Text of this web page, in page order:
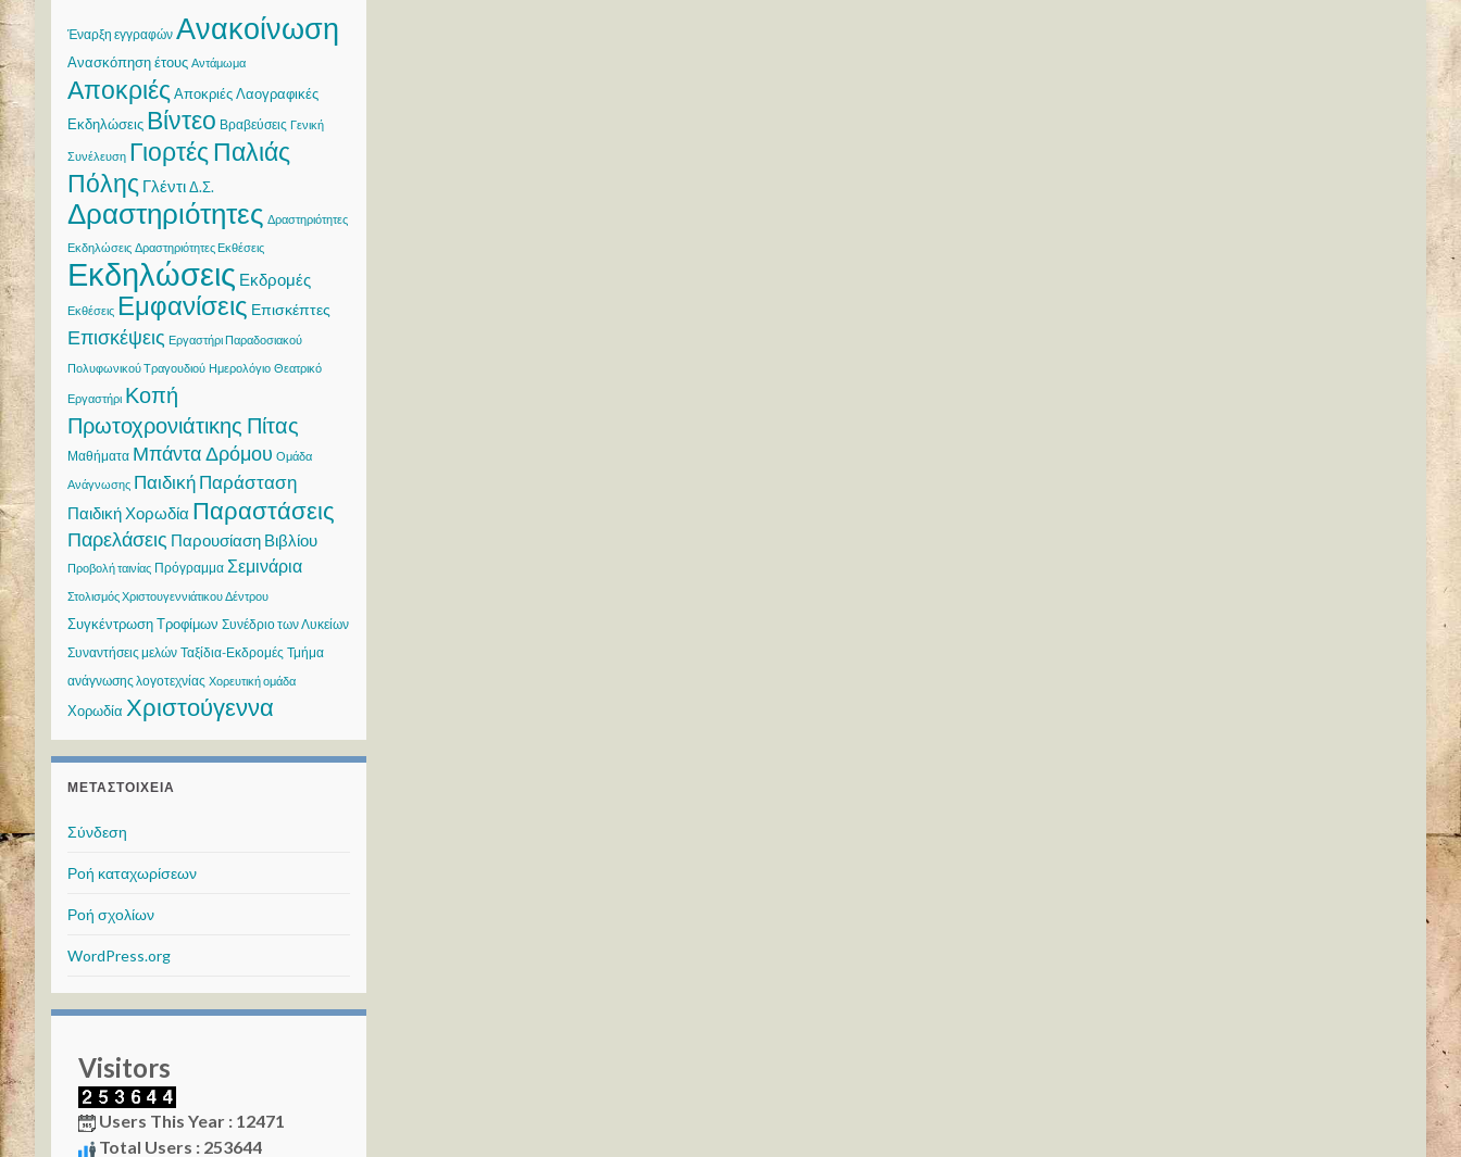
Έναρξη εγγραφών Ανακοίνωση
Ανασκόπηση έτους Αντάμωμα
Αποκριές Αποκριές Λαογραφικές
Εκδηλώσεις Βίντεο Βραβεύσεις Γενική
Συνέλευση Γιορτές Παλιάς
Πόλης ΓλέντιΔ.Σ.
Δραστηριότητες Δραστηριότητες
Εκδηλώσεις Δραστηριότητες Εκθέσεις
Εκδηλώσεις Εκδρομές
Εκθέσεις Εμφανίσεις Επισκέπτες
Επισκέψεις Εργαστήρι Παραδοσιακού
Πολυφωνικού Τραγουδιού Ημερολόγιο Θεατρικό
Εργαστήρι Κοπή
Πρωτοχρονιάτικης Πίτας
Μαθήματα Μπάντα Δρόμου Ομάδα
Ανάγνωσης Παιδική Παράσταση
Παιδική Χορωδία Παραστάσεις
Παρελάσεις Παρουσίαση Βιβλίου
Προβολή ταινίας Πρόγραμμα Σεμινάρια
Στολισμός Χριστουγεννιάτικου Δέντρου
Συγκέντρωση Τροφίμων Συνέδριο των Λυκείων
Συναντήσεις μελών Ταξίδια-Εκδρομές Τμήμα
ανάγνωσης λογοτεχνίας Χορευτική ομάδα
Χορωδία Χριστούγεννα
ΜΕΤΑΣΤΟΙΧΕΊΑ
Σύνδεση
Ροή καταχωρίσεων
Ροή σχολίων
WordPress.org
Visitors
Users This Year : 12471
Total Users : 253644